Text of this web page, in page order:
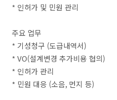
* 인허가 및 민원 관리
주요 업무
* 기성청구 (도급내역서)
* VO(설계변경 추가비용 협의)
* 인허가 관리
* 민원 대응 (소음, 먼지 등)